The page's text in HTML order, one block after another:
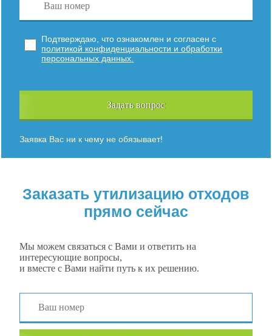
Подтверждаю, что ознакомлен и согласен с
политикой конфиденциальности и обработки
персональных данных.
Задать вопрос
Заявка Вас ни к чему не обязывает!
Заказать утилизацию отходов
прямо сейчас
Мы можем связаться с Вами и ответить на
интересующие вопросы,
и вместе с Вами найти путь к их решению.